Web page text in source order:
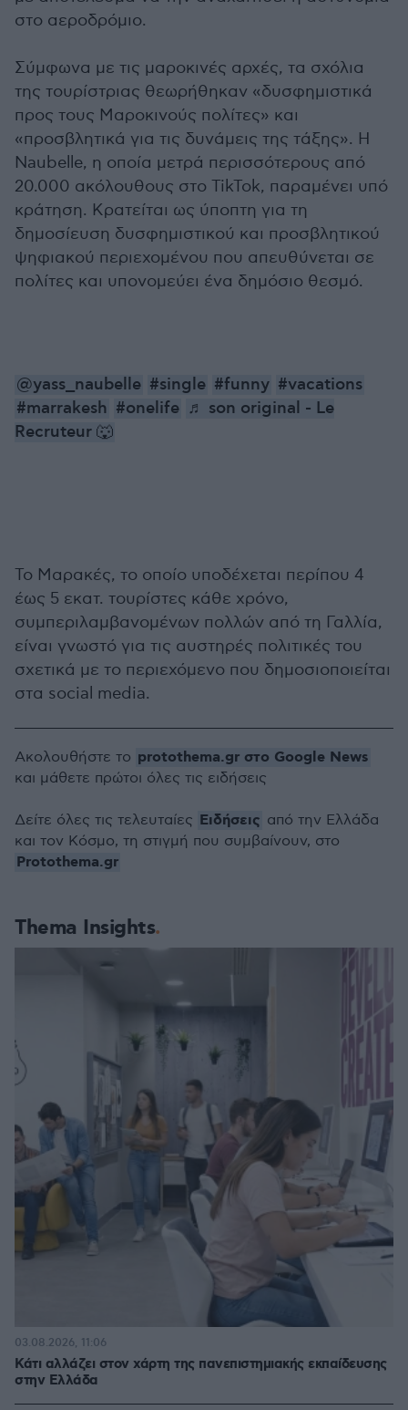
στο αεροδρόμιο.
Σύμφωνα με τις μαροκινές αρχές, τα σχόλια
της τουρίστριας θεωρήθηκαν «δυσφημιστικά
προς τους Μαροκινούς πολίτες» και
«προσβλητικά για τις δυνάμεις της τάξης». Η
Naubelle, η οποία μετρά περισσότερους από
20.000 ακόλουθους στο TikTok, παραμένει υπό
κράτηση. Κρατείται ως ύποπτη για τη
δημοσίευση δυσφημιστικού και προσβλητικού
ψηφιακού περιεχομένου που απευθύνεται σε
πολίτες και υπονομεύει ένα δημόσιο θεσμό.
@yass_naubelle #single #funny #vacations
#marrakesh #onelife ♬ son original - Le
Recruteur 🐺
Το Μαρακές, το οποίο υποδέχεται περίπου 4
έως 5 εκατ. τουρίστες κάθε χρόνο,
συμπεριλαμβανομένων πολλών από τη Γαλλία,
είναι γνωστό για τις αυστηρές πολιτικές του
σχετικά με το περιεχόμενο που δημοσιοποιείται
στα social media.
Thema Insights
Κάτι αλλάζει στον χάρτη της πανεπιστημιακής εκπαίδευσης
στην Ελλάδα
03.08.2026, 11:06
Ακολουθήστε το protothema.gr στο Google News
και μάθετε πρώτοι όλες τις ειδήσεις
Δείτε όλες τις τελευταίες Ειδήσεις από την Ελλάδα
και τον Κόσμο, τη στιγμή που συμβαίνουν, στο
Protothema.gr